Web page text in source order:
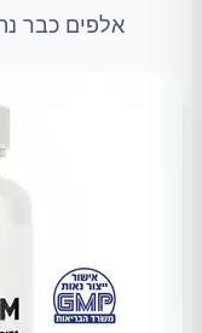
אלפים כבר